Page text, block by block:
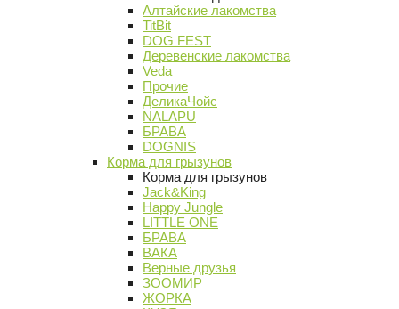
Алтайские лакомства
TitBit
DOG FEST
Деревенские лакомства
Veda
Прочие
ДеликаЧойс
NALAPU
БРАВА
DOGNIS
Корма для грызунов
Корма для грызунов
Jack&King
Happy Jungle
LITTLE ONE
БРАВА
ВАКА
Верные друзья
ЗООМИР
ЖОРКА